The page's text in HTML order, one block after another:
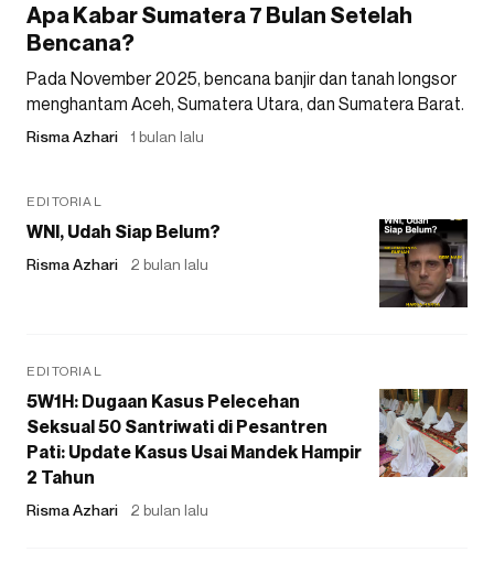
Apa Kabar Sumatera 7 Bulan Setelah
Bencana?
Pada November 2025, bencana banjir dan tanah longsor
menghantam Aceh, Sumatera Utara, dan Sumatera Barat.
Risma Azhari 1 bulan lalu
EDITORIAL
WNI, Udah Siap Belum?
Risma Azhari 2 bulan lalu
EDITORIAL
5W1H: Dugaan Kasus Pelecehan
Seksual 50 Santriwati di Pesantren
Pati: Update Kasus Usai Mandek Hampir
2 Tahun
Risma Azhari 2 bulan lalu